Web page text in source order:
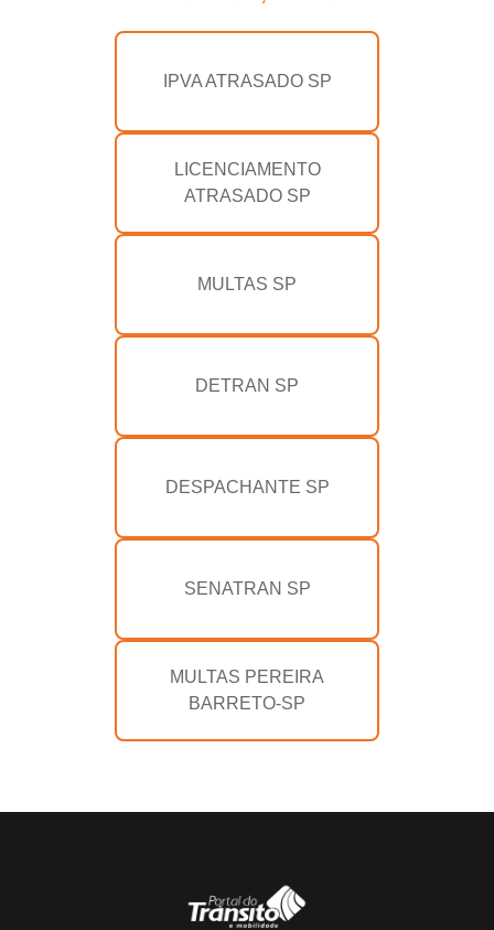
IPVA ATRASADO SP
LICENCIAMENTO
ATRASADO SP
MULTAS SP
DETRAN SP
DESPACHANTE SP
SENATRAN SP
MULTAS PEREIRA
BARRETO-SP